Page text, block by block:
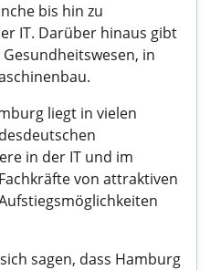
bis hin zu
IT. Darüber hinaus gibt
in
liegt in vielen
in der IT und im
von attraktiven
sagen, dass Hamburg